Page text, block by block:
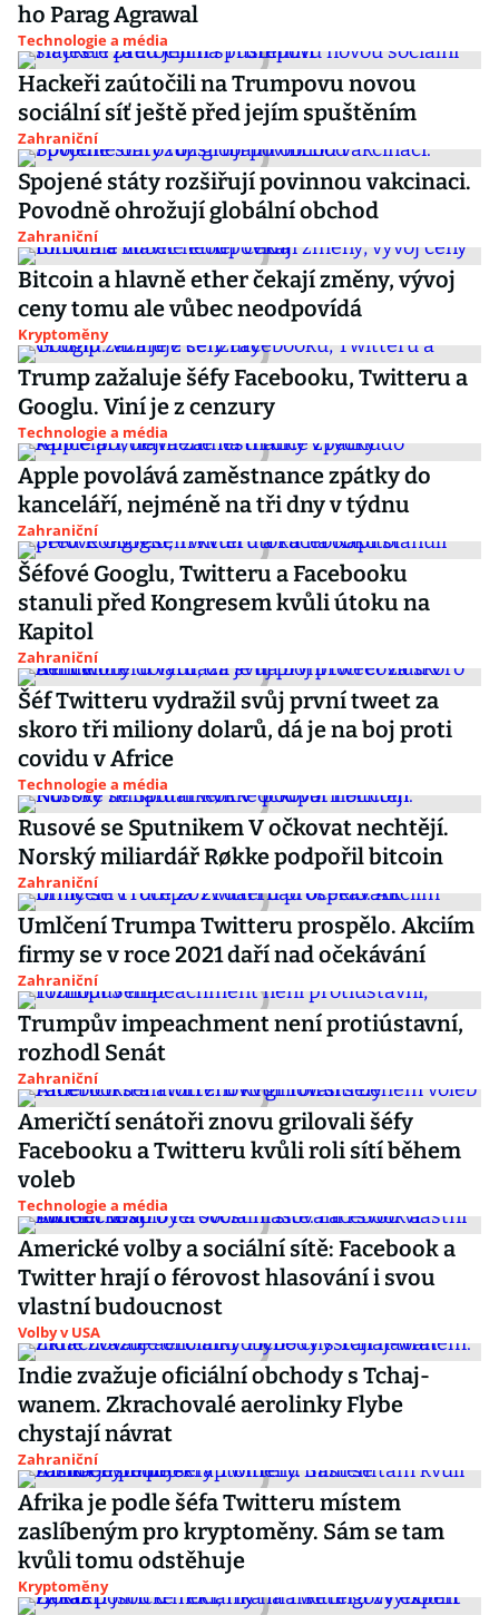
ho Parag Agrawal
Technologie a média
Hackeři zaútočili na Trumpovu novou
sociální síť ještě před jejím spuštěním
Zahraniční
Spojené státy rozšiřují povinnou vakcinaci.
Povodně ohrožují globální obchod
Zahraniční
Bitcoin a hlavně ether čekají změny, vývoj
ceny tomu ale vůbec neodpovídá
Kryptoměny
Trump zažaluje šéfy Facebooku, Twitteru a
Googlu. Viní je z cenzury
Technologie a média
Apple povolává zaměstnance zpátky do
kanceláří, nejméně na tři dny v týdnu
Zahraniční
Šéfové Googlu, Twitteru a Facebooku
stanuli před Kongresem kvůli útoku na
Kapitol
Zahraniční
Šéf Twitteru vydražil svůj první tweet za
skoro tři miliony dolarů, dá je na boj proti
covidu v Africe
Technologie a média
Rusové se Sputnikem V očkovat nechtějí.
Norský miliardář Røkke podpořil bitcoin
Zahraniční
Umlčení Trumpa Twitteru prospělo. Akciím
firmy se v roce 2021 daří nad očekávání
Zahraniční
Trumpův impeachment není protiústavní,
rozhodl Senát
Zahraniční
Američtí senátoři znovu grilovali šéfy
Facebooku a Twitteru kvůli roli sítí během
voleb
Technologie a média
Americké volby a sociální sítě: Facebook a
Twitter hrají o férovost hlasování i svou
vlastní budoucnost
Volby v USA
Indie zvažuje oficiální obchody s Tchaj-
wanem. Zkrachovalé aerolinky Flybe
chystají návrat
Zahraniční
Afrika je podle šéfa Twitteru místem
zaslíbeným pro kryptoměny. Sám se tam
kvůli tomu odstěhuje
Kryptoměny